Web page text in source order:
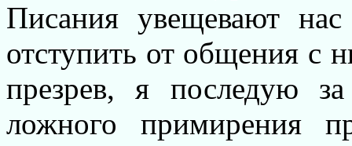
Писания увещевают
отступить от общения с
презрев, я последую
ложного примирения